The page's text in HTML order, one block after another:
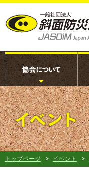
トップページ イベント